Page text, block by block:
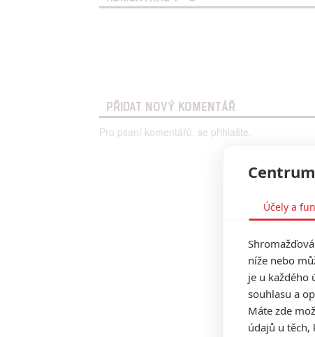
PŘIDAT NOVÝ KOMENTÁŘ
Pro psaní komentářů, se přihlašte.
Účely a
níže nebo
je u každého
souhlasu a
Máte zde
údajů u těch,